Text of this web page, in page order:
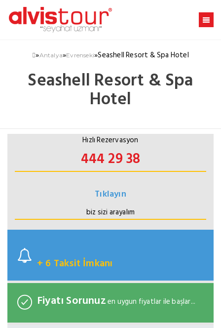
»Antalya»Evrenseki»Seashell Resort & Spa Hotel
Seashell Resort & Spa
Hotel
Hızlı Rezervasyon
444 29 38
Tıklayın
biz sizi arayalım
+ 6 Taksit İmkanı
Fiyatı Sorunuzen uygun fiyatlar ile başlar...